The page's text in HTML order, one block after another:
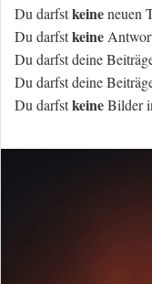
Du darfstkeineneuen
Du darfstkeine
Du darfst deine
Du darfst deine
Du darfstkeineBilder